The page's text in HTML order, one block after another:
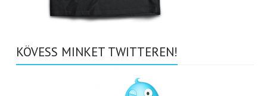
KÖVESS MINKET TWITTEREN!